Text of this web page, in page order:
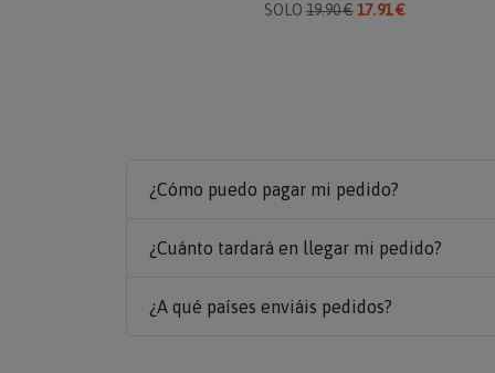
SOLO19.90 €17.91 €
¿Cómo puedo pagar mi pedido?
¿Cuánto tardará en llegar mi pedido?
¿A qué países enviáis pedidos?